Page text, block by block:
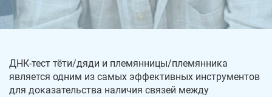
ДНК-тест тёти/дяди и племянницы/племянника
является одним из самых эффективных инструментов
для доказательства наличия связей между